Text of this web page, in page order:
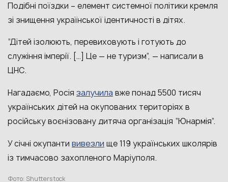
Подібні поїздки – елемент системної політики кремля
зі знищення української ідентичності в дітях.
“Дітей ізолюють, перевиховують і готують до
служіння імперії. […] Це — не туризм”, — написали в
ЦНС.
Нагадаємо, Росія залучила вже понад 5500 тисяч
українських дітей на окупованих територіях в
російську воєнізовану дитяча організація “Юнармія”.
У січні окупанти вивезли ще 119 українських школярів
із тимчасово захопленого Маріуполя.
Фото: Shutterstock